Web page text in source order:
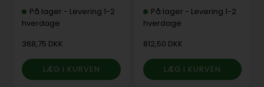
På lager - Levering 1-2
hverdage
368,75 DKK
På lager - Levering 1-2
hverdage
812,50 DKK